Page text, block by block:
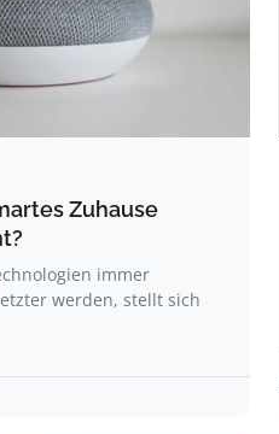
Zuhause
immer
werden, stellt sich